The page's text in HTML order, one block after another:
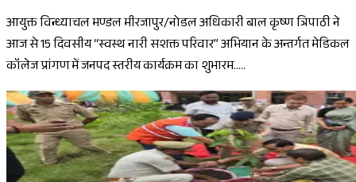
आयुक्त विन्ध्याचल मण्डल मीरजापुर/नोडल अधिकारी बाल कृष्ण त्रिपाठी ने
आज से 15 दिवसीय ‘‘स्वस्थ नारी सशक्त परिवार’’ अभियान के अन्तर्गत मेडिकल
कॉलेज प्रांगण में जनपद स्तरीय कार्यक्रम का शुभारम.....